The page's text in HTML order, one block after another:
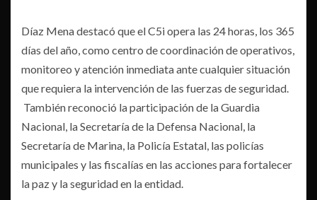
Díaz Mena destacó que el C5i opera las 24 horas, los 365
días del año, como centro de coordinación de operativos,
monitoreo y atención inmediata ante cualquier situación
que requiera la intervención de las fuerzas de seguridad.
También reconoció la participación de la Guardia
Nacional, la Secretaría de la Defensa Nacional, la
Secretaría de Marina, la Policía Estatal, las policías
municipales y las fiscalías en las acciones para fortalecer
la paz y la seguridad en la entidad.